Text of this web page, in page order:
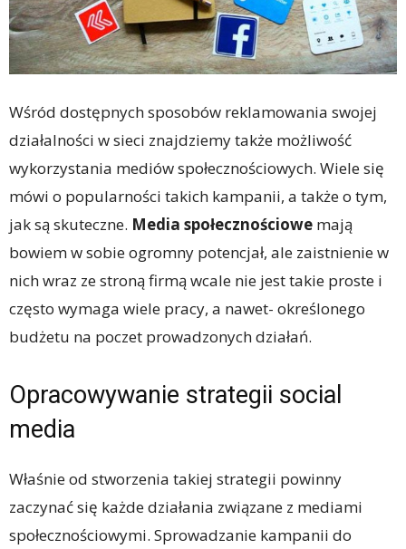
Wśród dostępnych sposobów reklamowania swojej
działalności w sieci znajdziemy także możliwość
wykorzystania mediów społecznościowych. Wiele się
mówi o popularności takich kampanii, a także o tym,
jak są skuteczne. Media społecznościowe mają
bowiem w sobie ogromny potencjał, ale zaistnienie w
nich wraz ze stroną firmą wcale nie jest takie proste i
często wymaga wiele pracy, a nawet- określonego
budżetu na poczet prowadzonych działań.
Opracowywanie strategii social
media
Właśnie od stworzenia takiej strategii powinny
zaczynać się każde działania związane z mediami
społecznościowymi. Sprowadzanie kampanii do